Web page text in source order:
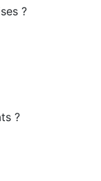
?
?